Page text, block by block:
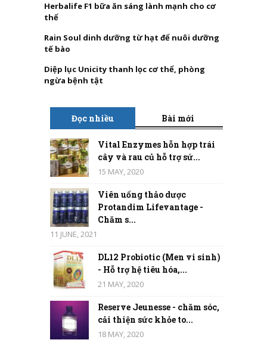
Herbalife F1 bữa ăn sáng lành mạnh cho cơ
thể
Rain Soul dinh dưỡng từ hạt để nuôi dưỡng
tế bào
Diệp lục Unicity thanh lọc cơ thể, phòng
ngừa bệnh tật
Đọc nhiều Bài mới
Vital Enzymes hỗn hợp trái
cây và rau củ hỗ trợ sứ...
15 MAY, 2020
Viên uống thảo dược
Protandim Lifevantage -
Chăm s...
11 JUNE, 2021
DL12 Probiotic (Men vi sinh)
- Hỗ trợ hệ tiêu hóa,...
21 MAY, 2020
Reserve Jeunesse - chăm sóc,
cải thiện sức khỏe to...
18 MAY, 2020